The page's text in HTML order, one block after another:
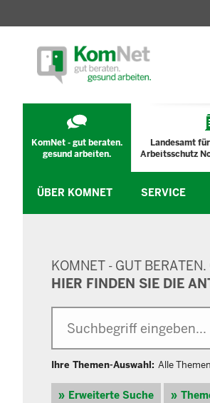
KomNet - gut beraten.
gesund arbeiten.
Landesamt
Arbeitsschutz
ÜBER KOMNET SERVICE
KOMNET - GUT
HIER FINDEN SIE DIE
Ihre Themen-Auswahl: Alle Themen
Erweiterte Suche